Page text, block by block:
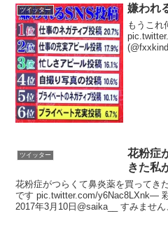
ツイッター 嫌われ
もうこれ
ツイッター
花粉症
きた私
花粉症がつらくて鼻炎薬を買ってき
です pic.twitter.com/y6Nac8LXnk—
2017年3月10日@saika__ すみませ